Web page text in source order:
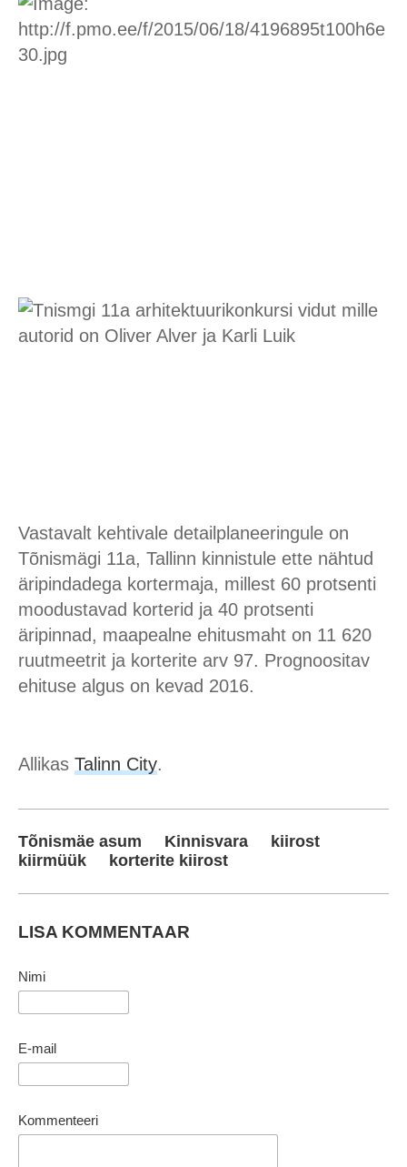
Vastavalt kehtivale detailplaneeringule on
Tõnismägi 11a, Tallinn kinnistule ette nähtud
äripindadega kortermaja, millest 60 protsenti
moodustavad korterid ja 40 protsenti
äripinnad, maapealne ehitusmaht on 11 620
ruutmeetrit ja korterite arv 97. Prognoositav
ehituse algus on kevad 2016.
Allikas Talinn City.
Tõnismäe asum Kinnisvara
kiirost
kiirmüük
korterite kiirost
LISA KOMMENTAAR
Nimi
E-mail
Kommenteeri